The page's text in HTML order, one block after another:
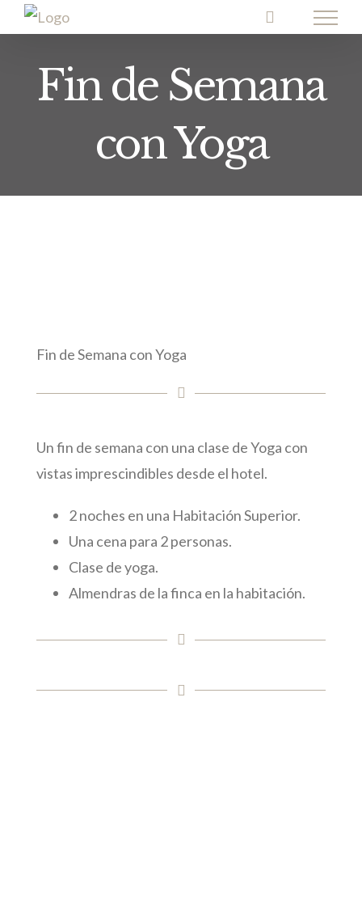
Skip
to
contentFin de Semana
con Yoga
Fin de Semana con Yoga
Un fin de semana con una clase de Yoga con
vistas imprescindibles desde el hotel.
2 noches en una Habitación Superior.
Una cena para 2 personas.
Clase de yoga.
Almendras de la finca en la habitación.